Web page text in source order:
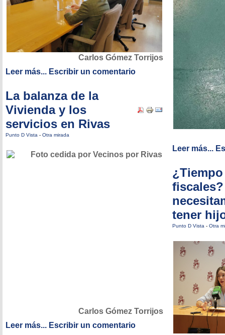
Carlos Gómez Torrijos
Leer más... Escribir un comentario
La balanza de la
Vivienda y los
servicios en Rivas
Punto D Vista - Otra mirada
Carlos Gómez Torrijos
Leer más... Escribir un comentario
Leer más...
tener
Punto D Vista - Otra